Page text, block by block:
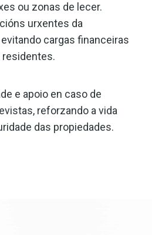
ou zonas de lecer.
urxentes da
cargas financeiras
residentes.
e apoio en caso de
reforzando a vida
das propiedades.